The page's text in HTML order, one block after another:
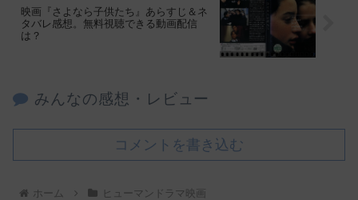
映画『さよなら子供たち』あらすじ＆ネ
タバレ感想。無料視聴できる動画配信
は？
みんなの感想・レビュー
コメントを書き込む
ホーム ヒューマンドラマ映画